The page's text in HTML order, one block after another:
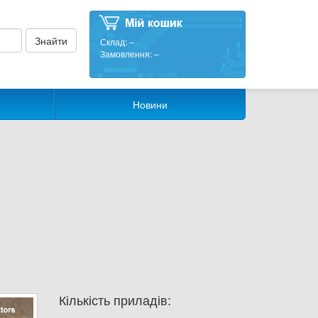
Склад:–
Замовлення:–
Новини
Кількість приладів: